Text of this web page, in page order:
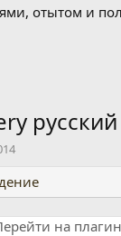
отытом и
русский
на